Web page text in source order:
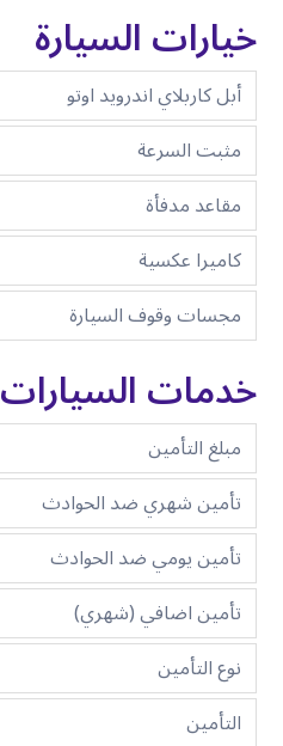
خيارات السيارة
أبل كاربلاي اندرويد اوتو
مثبت السرعة
مقاعد مدفأة
كاميرا عكسية
مجسات وقوف السيارة
خدمات السيارات
مبلغ التأمين
تأمين شهري ضد الحوادث
تأمين يومي ضد الحوادث
تأمين اضافي (شهري)
نوع التأمين
التأمين